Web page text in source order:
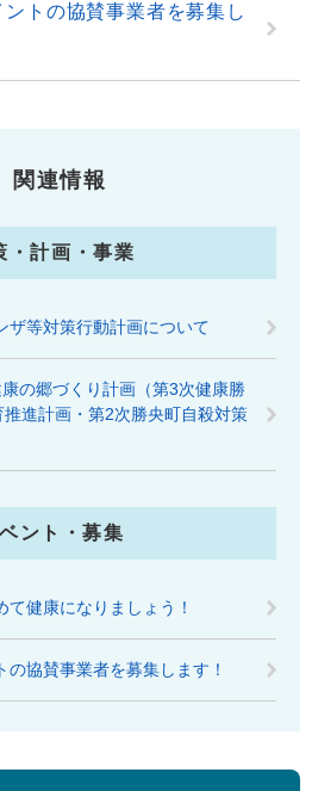
トの協賛事業者を募集し
関連情報
・計画・事業
ザ等対策行動計画について
の郷づくり計画（第3次健康勝
進計画・第2次勝央町自殺対策
ント・募集
健康になりましょう！
の協賛事業者を募集します！